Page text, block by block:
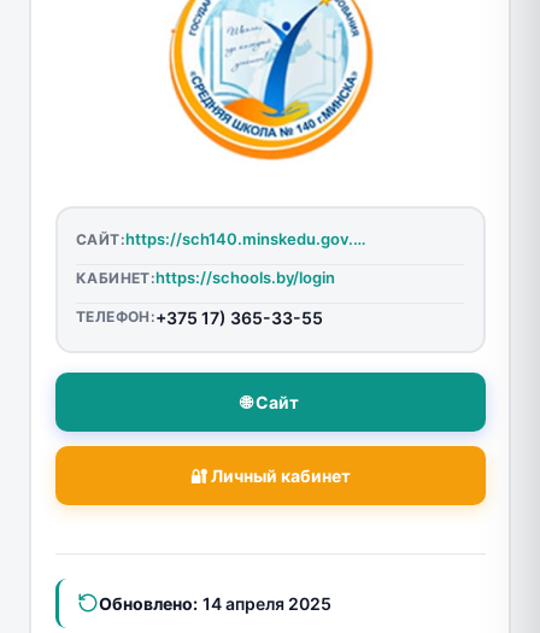
САЙТ: https://sch140.minskedu.gov.by/
КАБИНЕТ:https://schools.by/login
ТЕЛЕФОН:+375 17) 365-33-55
🌐 Сайт
🔐 Личный кабинет
Обновлено: 14 апреля 2025